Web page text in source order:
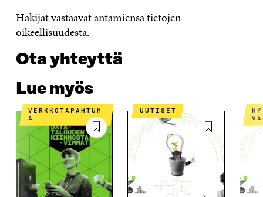
Hakijat vastaavat antamiensa tietojen
oikeellisuudesta.
Ota yhteyttä
Lue myös
VERKKOTAPAHTUM
A
UUTISET
KYSYMYKSIÄ JA